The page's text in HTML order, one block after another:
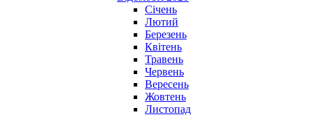
Січень
Лютий
Березень
Квітень
Травень
Червень
Вересень
Жовтень
Листопад